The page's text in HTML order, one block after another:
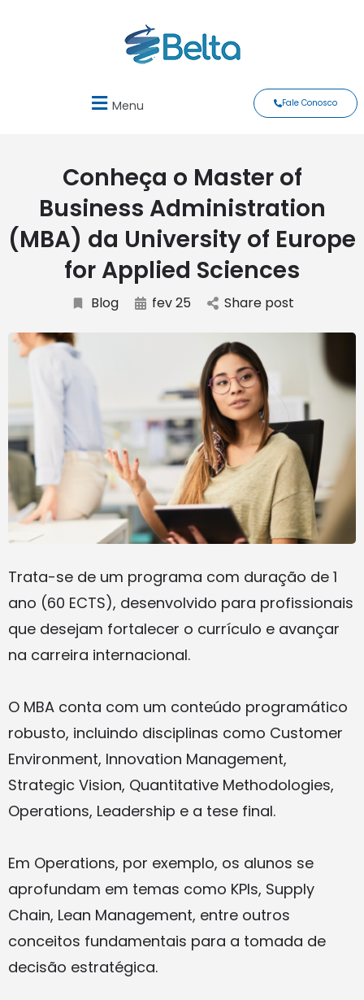
Menu Fale Conosco
Conheça o Master of
Business Administration
(MBA) da University of Europe
for Applied Sciences
Blog fev 25 Share post
Trata-se de um programa com duração de 1
ano (60 ECTS), desenvolvido para profissionais
que desejam fortalecer o currículo e avançar
na carreira internacional.
O MBA conta com um conteúdo programático
robusto, incluindo disciplinas como Customer
Environment, Innovation Management,
Strategic Vision, Quantitative Methodologies,
Operations, Leadership e a tese final.
Em Operations, por exemplo, os alunos se
aprofundam em temas como KPIs, Supply
Chain, Lean Management, entre outros
conceitos fundamentais para a tomada de
decisão estratégica.